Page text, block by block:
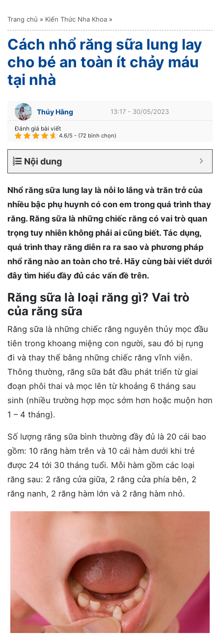
Trang chủ » Kiến Thức Nha Khoa »
Cách nhổ răng sữa lung lay
cho bé an toàn ít chảy máu
tại nhà
Thúy Hằng 13:17 - 30/05/2023
Đánh giá bài viết
4.6/5 - (72 bình chọn)
Nội dung
Nhổ răng sữa lung lay là nỗi lo lắng và trăn trở của
nhiều bậc phụ huynh có con em trong quá trình thay
răng. Răng sữa là những chiếc răng có vai trò quan
trọng tuy nhiên không phải ai cũng biết. Tác dụng,
quá trình thay răng diễn ra ra sao và phương pháp
nhổ răng nào an toàn cho trẻ. Hãy cùng bài viết dưới
đây tìm hiểu đầy đủ các vấn đề trên.
Răng sữa là loại răng gì? Vai trò
của răng sữa
Răng sữa là những chiếc răng nguyên thủy mọc đầu
tiên trong khoang miệng con người, sau đó bị rụng
đi và thay thế bằng những chiếc răng vĩnh viễn.
Thông thường, răng sữa bắt đầu phát triển từ giai
đoạn phôi thai và mọc lên từ khoảng 6 tháng sau
sinh (nhiều trường hợp mọc sớm hơn hoặc muộn hơn
1 – 4 tháng).
Số lượng răng sữa bình thường đầy đủ là 20 cái bao
gồm: 10 răng hàm trên và 10 cái hàm dưới khi trẻ
được 24 tới 30 tháng tuổi. Mỗi hàm gồm các loại
răng sau: 2 răng cửa giữa, 2 răng cửa phía bên, 2
răng nanh, 2 răng hàm lớn và 2 răng hàm nhỏ.